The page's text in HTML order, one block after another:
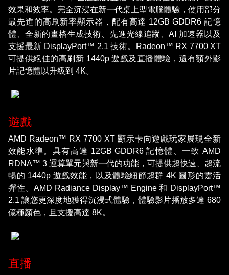
效果和效率。完全沉浸在新一代桌上型電腦體驗，使用部分
最先進的高刷新率顯示器，配有高達 12GB GDDR6 記憶
體、全新的畫格生成技術、先進光線追蹤、AI 加速器以及
支援最新 DisplayPort™ 2.1 技術。Radeon™ RX 7700 XT
可提供絕佳的高刷新 1440p 遊戲及直播體驗，還有額外影
片記憶體以升級到 4K。
遊戲
AMD Radeon™ RX 7700 XT 顯示卡向遊戲玩家展現全新
效能水準。具有高達 12GB GDDR6 記憶體、一致 AMD
RDNA™ 3 運算單元與新一代的功能，可提供超快速、超流
暢的 1440p 遊戲效能，以及體驗細節超群 4K 圖形的靈活
彈性。AMD Radiance Display™ Engine 和 DisplayPort™
2.1 讓您更深度地獲得沉浸式體驗，體驗影片播放多達 680
億種顏色，且支援高達 8K。
直播